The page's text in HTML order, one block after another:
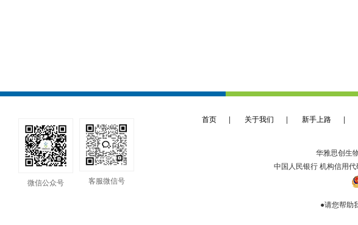
首页 关于我们 新手上路
华雅思创生
中国人民银行 机构信用
●请您帮助
微信公众号 客服微信号